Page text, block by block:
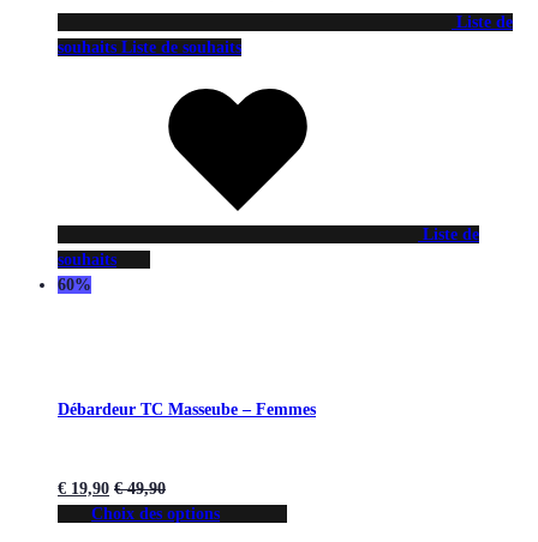
Liste de
souhaits Liste de souhaits
Liste de
souhaits
60%
Débardeur TC Masseube – Femmes
€ 19,90 €49,90
Choix des options